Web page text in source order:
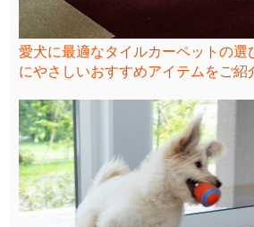
愛犬に最適なタイルカーペットの選
にやさしいおすすめアイテムをご紹